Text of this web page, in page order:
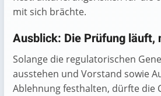
mit sich brächte.
Ausblick: Die Prüfung läuft,
Solange die regulatorischen
ausstehen und Vorstand sowie
Ablehnung festhalten, dürfte die